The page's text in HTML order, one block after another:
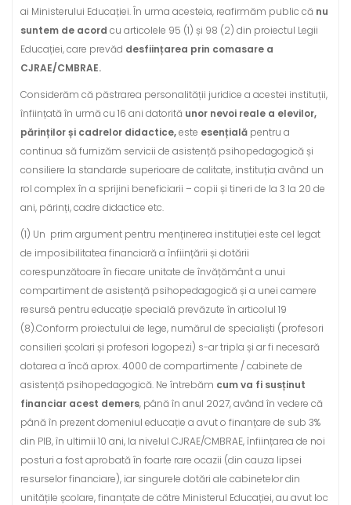
ai Ministerului Educației. În urma acesteia, reafirmăm public că nu
suntem de acord cu articolele 95 (1) și 98 (2) din proiectul Legii
Educației, care prevăd desființarea prin comasare a
CJRAE/CMBRAE.
Considerăm că păstrarea personalității juridice a acestei instituții,
înființată în urmă cu 16 ani datorită unor nevoi reale a elevilor,
părinților și cadrelor didactice,este esențială pentru a
continua să furnizăm servicii de asistență psihopedagogică și
consiliere la standarde superioare de calitate, instituția având un
rol complex în a sprijini beneficiarii – copii și tineri de la 3 la 20 de
ani, părinți, cadre didactice etc.
(1) Un prim argument pentru menținerea instituției este cel legat
de imposibilitatea financiară a înființării și dotării
corespunzătoare în fiecare unitate de învățământ a unui
compartiment de asistență psihopedagogică și a unei camere
resursă pentru educație specială prevăzute în articolul 19
(8).Conform proiectului de lege, numărul de specialiști (profesori
consilieri școlari și profesori logopezi) s-ar tripla și ar fi necesară
dotarea a încă aprox. 4000 de compartimente / cabinete de
asistență psihopedagogică. Ne întrebăm cum va fi susținut
financiar acest demers, până în anul 2027, având în vedere că
până în prezent domeniul educație a avut o finanțare de sub 3%
din PIB, în ultimii 10 ani, la nivelul CJRAE/CMBRAE, înființarea de noi
posturi a fost aprobată în foarte rare ocazii (din cauza lipsei
resurselor financiare), iar singurele dotări ale cabinetelor din
unitățile școlare, finanțate de către Ministerul Educației, au avut loc